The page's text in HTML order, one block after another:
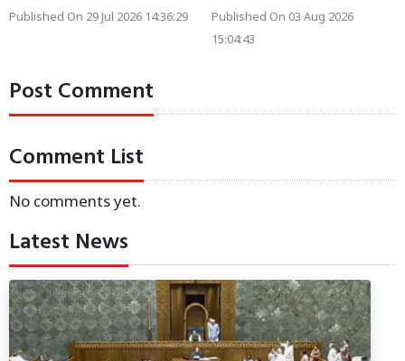
Published On 29 Jul 2026 14:36:29
Published On 03 Aug 2026
15:04:43
Post Comment
Comment List
No comments yet.
Latest News